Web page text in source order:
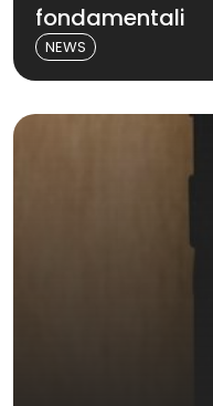
fondamentali
NEWS